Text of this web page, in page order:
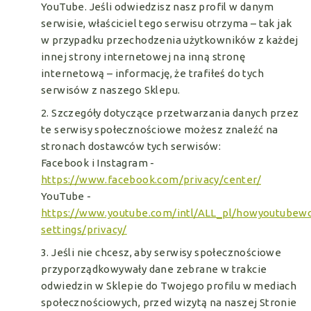
YouTube. Jeśli odwiedzisz nasz profil w danym
serwisie, właściciel tego serwisu otrzyma – tak jak
w przypadku przechodzenia użytkowników z każdej
innej strony internetowej na inną stronę
internetową – informację, że trafiłeś do tych
serwisów z naszego Sklepu.
2. Szczegóły dotyczące przetwarzania danych przez
te serwisy społecznościowe możesz znaleźć na
stronach dostawców tych serwisów:
Facebook i Instagram -
https://www.facebook.com/privacy/center/
YouTube -
https://www.youtube.com/intl/ALL_pl/
settings/privacy/
3. Jeśli nie chcesz, aby serwisy społecznościowe
przyporządkowywały dane zebrane w trakcie
odwiedzin w Sklepie do Twojego profilu w mediach
społecznościowych, przed wizytą na naszej Stronie